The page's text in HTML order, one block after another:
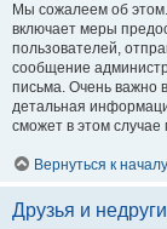
Мы сожалеем об
включает меры
пользователей,
сообщение
письма. Очень важно
детальная
сможет в этом
Вернуться к началу
Друзья и недруги